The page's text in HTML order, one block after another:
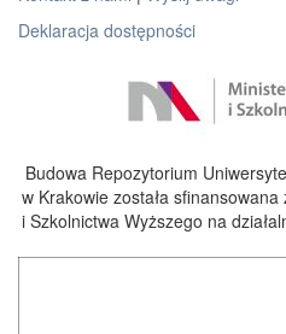
Deklaracja dostępności
Budowa Repozytorium
w Krakowie została
i Szkolnictwa Wyższego na